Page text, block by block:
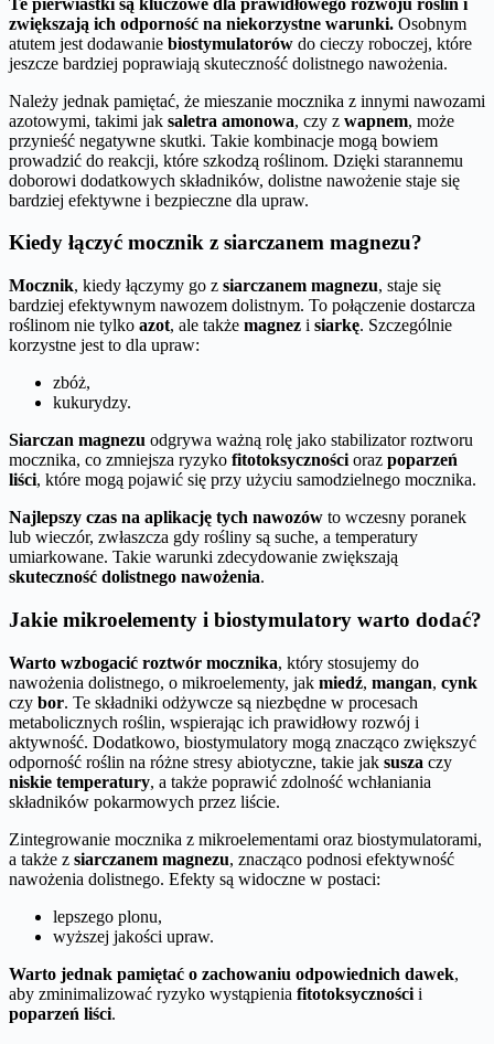
zwiększają ich odporność na niekorzystne warunki. Osobnym
atutem jest dodawanie biostymulatorów do cieczy roboczej, które
jeszcze bardziej poprawiają skuteczność dolistnego nawożenia.
Należy jednak pamiętać, że mieszanie mocznika z innymi nawozami
azotowymi, takimi jak saletra amonowa, czy z wapnem, może
przynieść negatywne skutki. Takie kombinacje mogą bowiem
prowadzić do reakcji, które szkodzą roślinom. Dzięki starannemu
doborowi dodatkowych składników, dolistne nawożenie staje się
bardziej efektywne i bezpieczne dla upraw.
Kiedy łączyć mocznik z siarczanem magnezu?
Mocznik, kiedy łączymy go z siarczanem magnezu, staje się
bardziej efektywnym nawozem dolistnym. To połączenie dostarcza
roślinom nie tylko azot, ale także magnez i siarkę. Szczególnie
korzystne jest to dla upraw:
zbóż,
kukurydzy.
Siarczan magnezu odgrywa ważną rolę jako stabilizator roztworu
mocznika, co zmniejsza ryzyko fitotoksyczności oraz poparzeń
liści, które mogą pojawić się przy użyciu samodzielnego mocznika.
Najlepszy czas na aplikację tych nawozów to wczesny poranek
lub wieczór, zwłaszcza gdy rośliny są suche, a temperatury
umiarkowane. Takie warunki zdecydowanie zwiększają
skuteczność dolistnego nawożenia.
Jakie mikroelementy i biostymulatory warto dodać?
Warto wzbogacić roztwór mocznika, który stosujemy do
nawożenia dolistnego, o mikroelementy, jak miedź, mangan, cynk
czy bor. Te składniki odżywcze są niezbędne w procesach
metabolicznych roślin, wspierając ich prawidłowy rozwój i
aktywność. Dodatkowo, biostymulatory mogą znacząco zwiększyć
odporność roślin na różne stresy abiotyczne, takie jak susza czy
niskie temperatury, a także poprawić zdolność wchłaniania
składników pokarmowych przez liście.
Zintegrowanie mocznika z mikroelementami oraz biostymulatorami,
a także z siarczanem magnezu, znacząco podnosi efektywność
nawożenia dolistnego. Efekty są widoczne w postaci:
lepszego plonu,
wyższej jakości upraw.
Warto jednak pamiętać o zachowaniu odpowiednich dawek,
aby zminimalizować ryzyko wystąpienia fitotoksyczności i
poparzeń liści.